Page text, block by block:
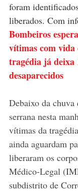
foram
liberados. Com
Bombeiros
vítimas com vida
tragédia já deixa
desaparecidos
Debaixo da chuva
serrana nesta
vítimas da
ainda aguardam
liberaram os
Médico-Legal
subdistrito de